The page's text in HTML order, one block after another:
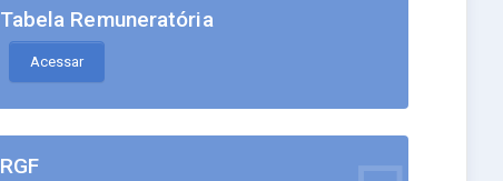
Tabela Remuneratória
Acessar
RGF